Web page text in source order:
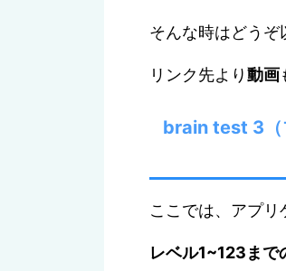
そんな時はどうぞ
リンク先より動画
brain test 3（
ここでは、アプ
レベル1~123まで